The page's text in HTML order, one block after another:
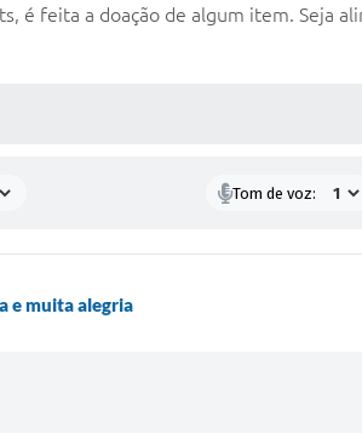
é feita a doação de algum item. Seja
Tom de voz:
e muita alegria